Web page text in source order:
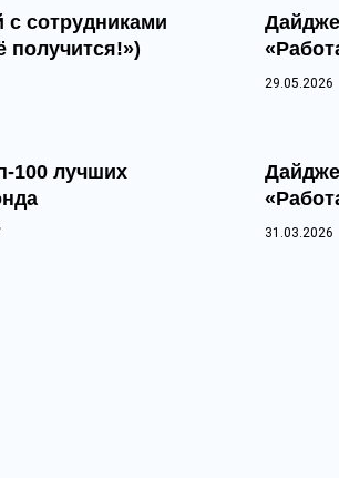
сотрудниками
получится!»)
29.05.2026
лучших
31.03.2026